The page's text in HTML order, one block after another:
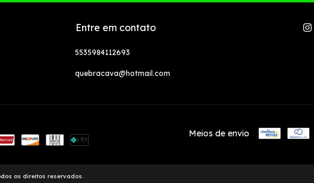
Entre em contato
5535984112693
quebracava@hotmail.com
Meios de envio
os direitos reservados.